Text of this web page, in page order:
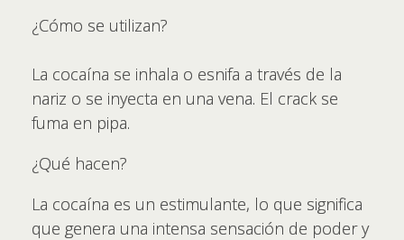
¿Cómo se utilizan?
La cocaína se inhala o esnifa a través de la
nariz o se inyecta en una vena. El crack se
fuma en pipa.
¿Qué hacen?
La cocaína es un estimulante, lo que significa
que genera una intensa sensación de poder y